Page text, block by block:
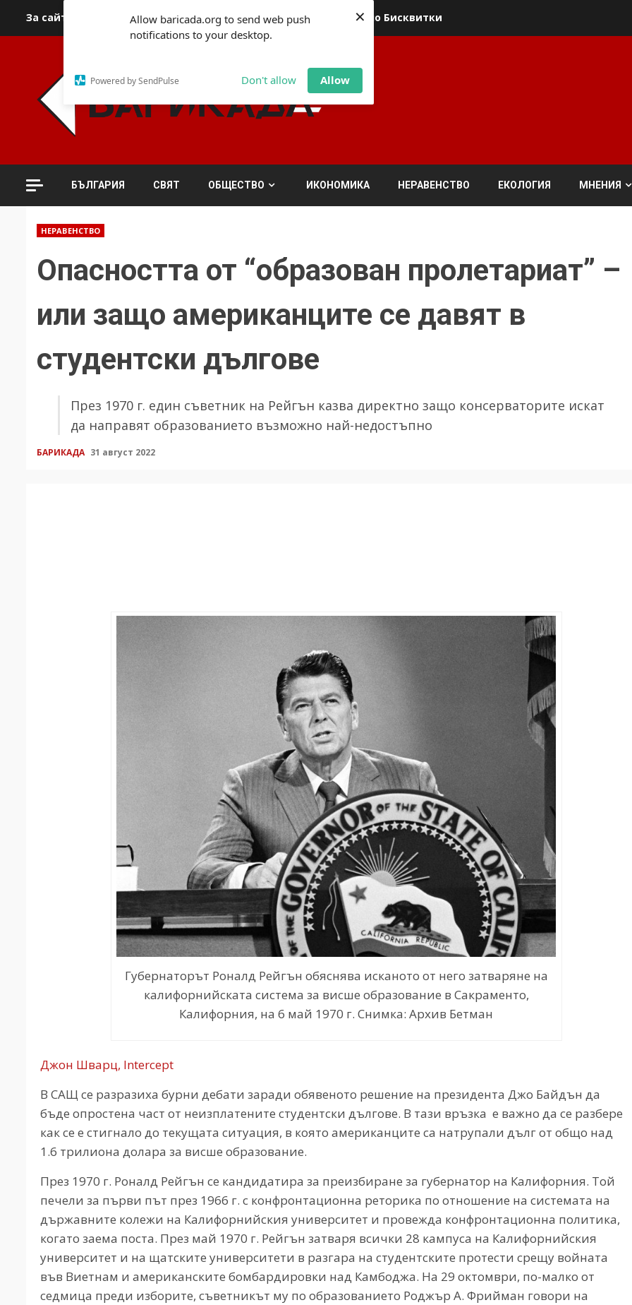
Allow baricada.org to send web push
notifications to your desktop.
Powered by SendPulse Don't allow Allow
×
За сайта За контакти За реклама Политика относно Бисквитки
БЪЛГАРИЯ СВЯТ ОБЩЕСТВО ИКОНОМИКА НЕРАВЕНСТВО ЕКОЛОГИЯ МНЕНИЯ
НЕРАВЕНСТВО
Опасността от “образован пролетариат” –
или защо американците се давят в
студентски дългове
През 1970 г. един съветник на Рейгън казва директно защо консерваторите искат
да направят образованието възможно най-недостъпно
БАРИКАДА 31 август 2022
Губернаторът Роналд Рейгън обяснява исканото от него затваряне на
калифорнийската система за висше образование в Сакраменто,
Калифорния, на 6 май 1970 г. Снимка: Архив Бетман
Джон Шварц, Intercept
В САЩ се разразиха бурни дебати заради обявеното решение на президента Джо Байдън да
бъде опростена част от неизплатените студентски дългове. В тази връзка е важно да се разбере
как се е стигнало до текущата ситуация, в която американците са натрупали дълг от общо над
1.6 трилиона долара за висше образование.
През 1970 г. Роналд Рейгън се кандидатира за преизбиране за губернатор на Калифорния. Той
печели за първи път през 1966 г. с конфронтационна реторика по отношение на системата на
държавните колежи на Калифорнийския университет и провежда конфронтационна политика,
когато заема поста. През май 1970 г. Рейгън затваря всички 28 кампуса на Калифорнийския
университет и на щатските университети в разгара на студентските протести срещу войната
във Виетнам и американските бомбардировки над Камбоджа. На 29 октомври, по-малко от
седмица преди изборите, съветникът му по образованието Роджър А. Фрийман говори на